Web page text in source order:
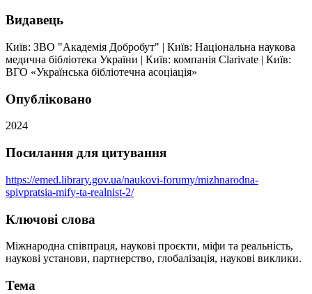
Видавець
Київ: ЗВО "Академія Добробут" | Київ: Національна наукова
медична бібліотека України | Київ: компанія Clarivate | Київ:
ВГО «Українська бібліотечна асоціація»
Опубліковано
2024
Посилання для цитування
https://emed.library.gov.ua/naukovi-forumy/mizhnarodna-
spivpratsia-mify-ta-realnist-2/
Ключові слова
Міжнародна співпраця, наукові проєкти, міфи та реальність,
наукові установи, партнерство, глобалізація, наукові виклики.
Тема